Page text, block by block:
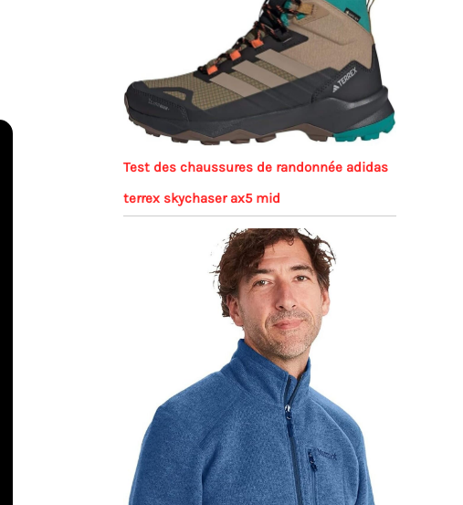
Test des chaussures de randonnée adidas
terrex skychaser ax5 mid